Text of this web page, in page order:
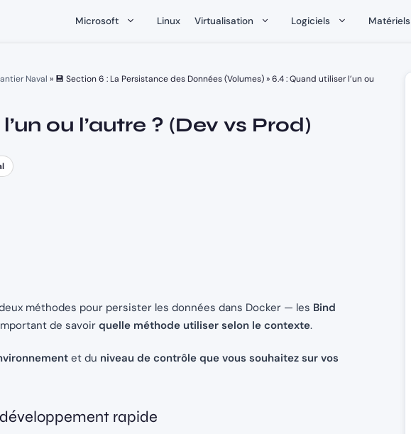
Microsoft Linux Virtualisation Logiciels Matériels
Naval » 💾 Section 6 : La Persistance des Données (Volumes)»6.4 : Quand utiliser l’un ou
ou l’autre ? (Dev vs Prod)
méthodes pour persister les données dans Docker — les Bind
de savoirquelle méthode utiliser selon le contexte.
et du niveau de contrôle que vous souhaitez sur vos
rapide